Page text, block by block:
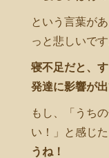
という言葉が
っと悲しいです
寝不足だと、
発達に影響が
もし、「うち
い！」と感じた
うね！